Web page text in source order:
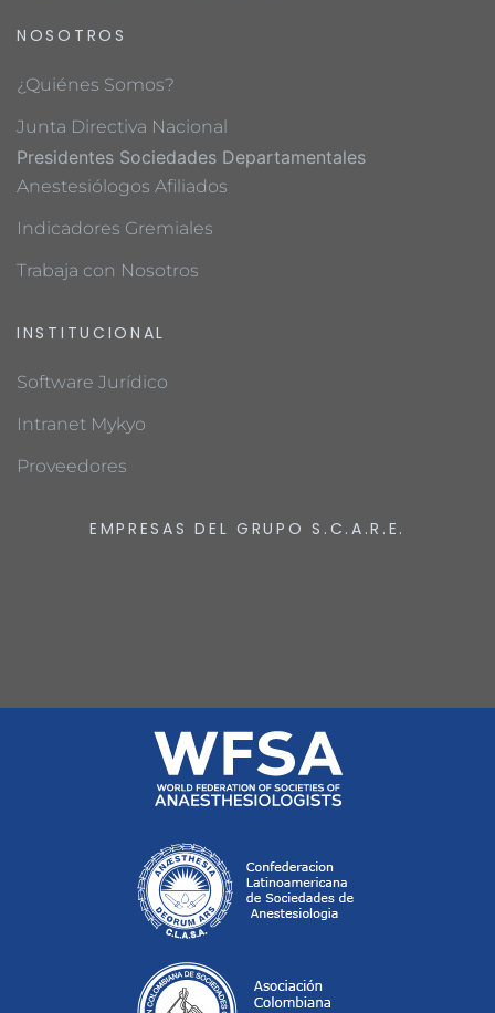
NOSOTROS
¿Quiénes Somos?
Junta Directiva Nacional
Presidentes Sociedades Departamentales
Anestesiólogos Afiliados
Indicadores Gremiales
Trabaja con Nosotros
INSTITUCIONAL
Software Jurídico
Intranet Mykyo
Proveedores
EMPRESAS DEL GRUPO S.C.A.R.E.